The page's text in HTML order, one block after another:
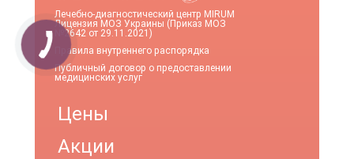
Лечебно-диагностический центр MIRUM
Лицензия МОЗ Украины (Приказ МОЗ
№2642 от 29.11.2021)
Правила внутреннего распорядка
Публичный договор о предоставлении
медицинских услуг
Цены
Акции